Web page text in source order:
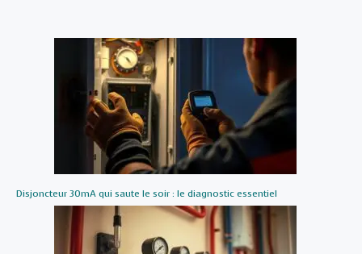
Disjoncteur 30mA qui saute le soir : le diagnostic essentiel